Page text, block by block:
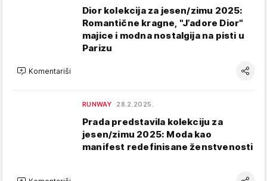
Dior kolekcija za jesen/zimu 2025:
Romantične kragne, "J’adore Dior"
majice i modna nostalgija na pisti u
Parizu
Komentariši
RUNWAY 28.2.2025.
Prada predstavila kolekciju za
jesen/zimu 2025: Moda kao
manifest redefinisane ženstvenosti